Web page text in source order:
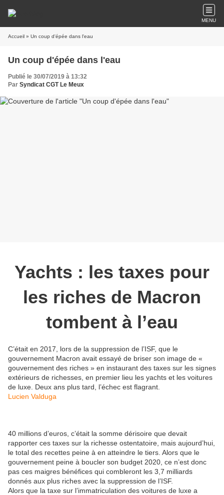
MENU
Accueil » Un coup d'épée dans l'eau
Un coup d'épée dans l'eau
Publié le 30/07/2019 à 13:32
Par Syndicat CGT Le Meux
Yachts : les taxes pour
les riches de Macron
tombent à l’eau
C’était en 2017, lors de la suppression de l’ISF, que le
gouvernement Macron avait essayé de briser son image de «
gouvernement des riches » en instaurant des taxes sur les signes
extérieurs de richesses, en premier lieu les yachts et les voitures
de luxe. Deux ans plus tard, l’échec est flagrant.
Lucien Valduga
40 millions d’euros, c’était la somme dérisoire que devait
rapporter ces taxes sur la richesse ostentatoire, mais aujourd’hui,
le total des recettes peine à en atteindre le tiers. Alors que le
gouvernement peine à boucler son budget 2020, ce n’est donc
pas ces maigres bénéfices qui combleront les 3,7 milliards
donnés aux plus riches avec la suppression de l’ISF.
Alors que la taxe sur l’immatriculation des voitures de luxe a